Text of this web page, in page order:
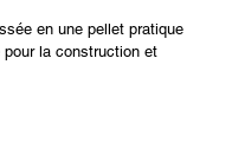
en une pellet pratique
la construction et